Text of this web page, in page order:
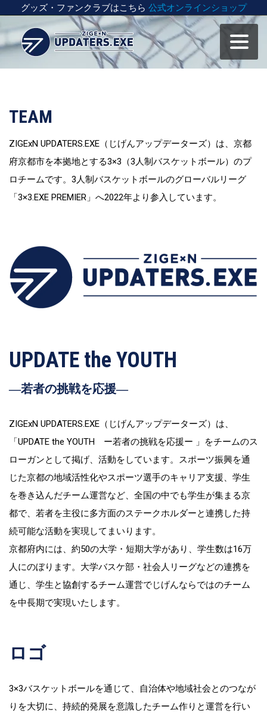
グッズ・ファンクラブはこちら 公式オンラインショップ
TEAM
ZIGExN UPDATERS.EXE（じげんアップデーターズ）は、京都
府京都市を本拠地とする3×3（3人制バスケットボール）のプ
ロチームです。3人制バスケットボールのグローバルリーグ
「3×3.EXE PREMIER」へ2022年より参入しています。
UPDATE the YOUTH
―若者の挑戦を応援―
ZIGExN UPDATERS.EXE（じげんアップデーターズ）は、
「UPDATE the YOUTH ー若者の挑戦を応援ー 」をチームのス
ローガンとして掲げ、活動をしています。スポーツ振興を通
じた京都の地域活性化やスポーツ選手のキャリア支援、学生
を巻き込んだチーム運営など、全国の中でも学生が集まる京
都で、若者を主役に多方面のステークホルダーと連携した持
続可能な活動を実現してまいります。
京都府内には、約50の大学・短期大学があり、学生数は16万
人にのぼります。大学バスケ部・社会人リーグなどの連携を
通じ、学生と協創するチーム運営でじげんならではのチーム
を中長期で実現いたします。
ロゴ
3×3バスケットボールを通じて、自治体や地域社会とのつなが
りを大切に、持続的発展を意識したチーム作りと運営を行い